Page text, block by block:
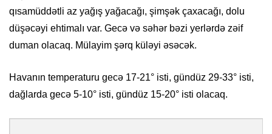
qısamüddətli az yağış yağacağı, şimşək çaxacağı, dolu
düşəcəyi ehtimalı var. Gecə və səhər bəzi yerlərdə zəif
duman olacaq. Mülayim şərq küləyi əsəcək.
Havanın temperaturu gecə 17-21° isti, gündüz 29-33° isti,
dağlarda gecə 5-10° isti, gündüz 15-20° isti olacaq.